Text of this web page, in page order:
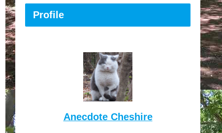
Profile
Anecdote Cheshire